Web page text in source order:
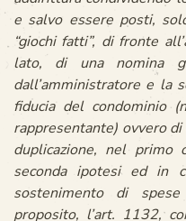
e salvo essere posti,
“giochi fatti”, di fronte
lato, di una nomina
dall’amministratore e la
fiducia del condominio
rappresentante) ovvero
duplicazione, nel primo
seconda ipotesi ed in
sostenimento di
proposito, l’art. 1132,